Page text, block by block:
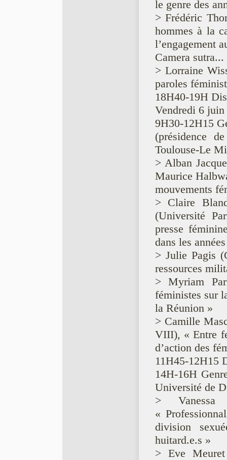
le genre des
> Frédéric
hommes à la
l’engagement
Camera
> Lorraine
paroles
18H40-19H
Vendredi 6 juin
9H30-12H15
(présidence
Toulouse-Le
> Alban
Maurice
mouvements
> Claire
(Université
presse
dans les
> Julie Pagis
ressources
> Myriam
féministes sur
la Réunion »
> Camille
VIII), « Entre
d’action des
11H45-12H15
14H-16H
Université de
> Vanessa
«
division
huitard.e.s »
> Eve